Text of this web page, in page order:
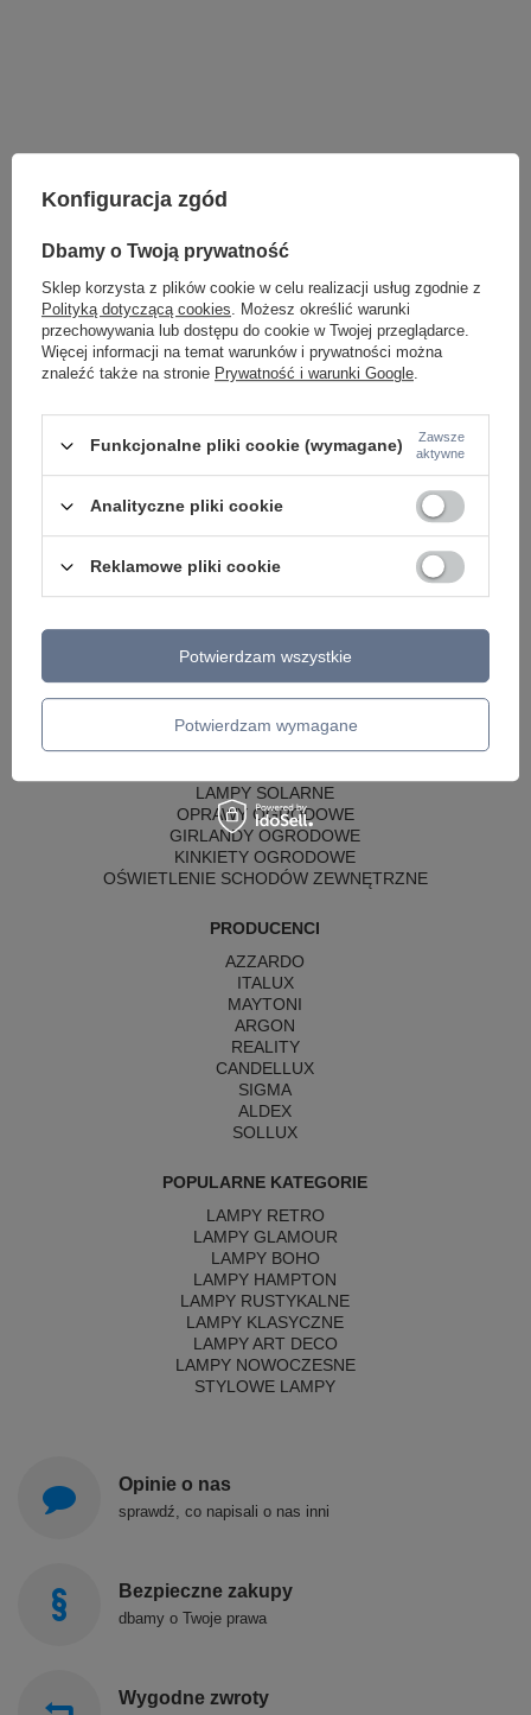
LAMPY WEWNĘTRZNE
KINKIETY NAD LUSTRO
ŻYRANDOLE
LAMPKI NOCNE
ŻYRANDOLE KRYSZTAŁOWE
LAMPY WISZĄCE CZARNE
LAMPY WISZĄCE - OKRĘGI
KINKIETY DO SYPIALNI
LAMPY SUFITOWE OKRĄGŁE
LAMPY OGRODOWE - WISZĄCE
LAMPY WISZĄCE - ZEWNĘTRZNE
LAMPY SOLARNE
OPRAWY OGRODOWE
GIRLANDY OGRODOWE
KINKIETY OGRODOWE
OŚWIETLENIE SCHODÓW ZEWNĘTRZNE
PRODUCENCI
AZZARDO
ITALUX
MAYTONI
ARGON
REALITY
CANDELLUX
SIGMA
ALDEX
SOLLUX
POPULARNE KATEGORIE
LAMPY RETRO
LAMPY GLAMOUR
LAMPY BOHO
LAMPY HAMPTON
LAMPY RUSTYKALNE
LAMPY KLASYCZNE
LAMPY ART DECO
LAMPY NOWOCZESNE
STYLOWE LAMPY
Opinie o nas
sprawdź, co napisali o nas inni
Bezpieczne zakupy
dbamy o Twoje prawa
Wygodne zwroty
Konfiguracja zgód
Dbamy o Twoją prywatność
Sklep korzysta z plików cookie w celu realizacji usług zgodnie z
Polityką dotyczącą cookies. Możesz określić warunki
przechowywania lub dostępu do cookie w Twojej przeglądarce.
Więcej informacji na temat warunków i prywatności można
znaleźć także na stronie Prywatność i warunki Google.
Funkcjonalne pliki cookie (wymagane)
Zawsze
aktywne
Analityczne pliki cookie
Reklamowe pliki cookie
Potwierdzam wymagane
Potwierdzam wszystkie